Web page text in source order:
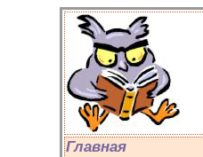
Главная